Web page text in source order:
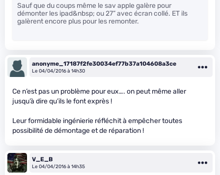
Sauf que du coups même le sav apple galère pour
démonter les ipad&nbsp; ou 27” avec écran collé. ET ils
galèrent encore plus pour les remonter.
anonyme_17187f2fe30034ef77b37a104608a3ce
Le 04/04/2016 à 14h30
Ce n’est pas un problème pour eux…. on peut même aller
jusqu’à dire qu’ils le font exprès !
Leur formidable ingénierie réfléchit à empêcher toutes
possibilité de démontage et de réparation !
V_E_B
Le 04/04/2016 à 14h35